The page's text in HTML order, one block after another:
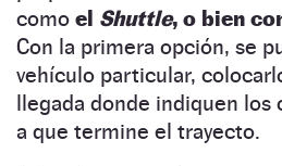
como el Shuttle, o bien
Con la primera opción, se
vehículo particular,
llegada donde indiquen los
a que termine el trayecto.